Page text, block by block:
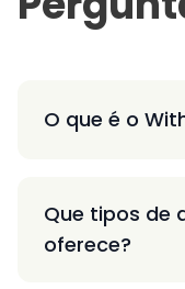
O que é o
Que tipos de
oferece?